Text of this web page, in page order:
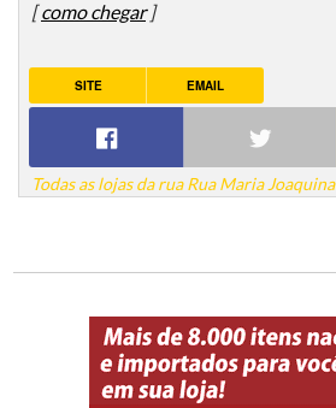
[como chegar]
SITE EMAIL
Todas as lojas da rua Rua Maria Joaquina